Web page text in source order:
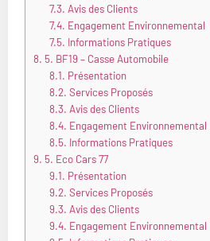
7.3. Avis des Clients
7.4. Engagement Environnemental
7.5. Informations Pratiques
8. 5. BF19 – Casse Automobile
8.1. Présentation
8.2. Services Proposés
8.3. Avis des Clients
8.4. Engagement Environnemental
8.5. Informations Pratiques
9. 5. Eco Cars 77
9.1. Présentation
9.2. Services Proposés
9.3. Avis des Clients
9.4. Engagement Environnemental